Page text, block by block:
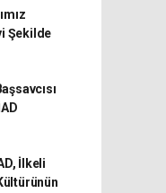
Şekilde
İlkeli